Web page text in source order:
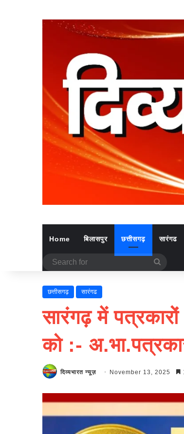
Home बिलासपुर छत्तीसगढ़ सारंगढ
छत्तीसगढ़ सारंगढ
सारंगढ़ में
को :-
दिव्यभारत न्यूज़ November 13, 2025